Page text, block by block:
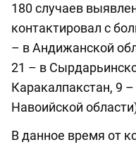
180 случаев
контактировал с
– в Андижанской
21 – в
Каракалпакстан, 9
Навоийской
В данное время от